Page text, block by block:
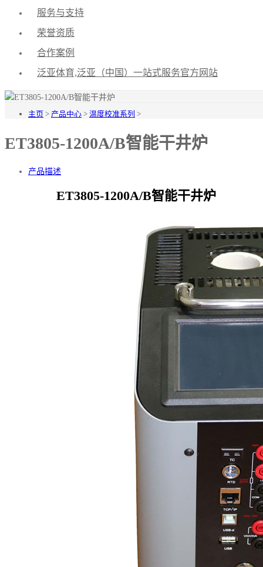
服务与支持
荣誉资质
合作案例
泛亚体育,泛亚（中国）一站式服务官方网站
主页 > 产品中心 > 温度校准系列 >
ET3805-1200A/B智能干井炉
产品描述
ET3805-1200A/B智能干井炉